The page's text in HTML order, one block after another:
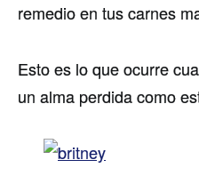
remedio en tus carnes
Esto es lo que ocurre
un alma perdida como